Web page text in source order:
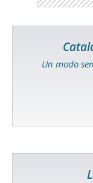
Un modo